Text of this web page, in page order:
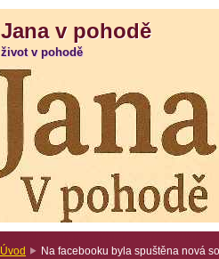
Jana v pohodě
Jana v pohodě
život v pohodě
život v pohodě
Úvod Na facebooku byla spuštěna nová